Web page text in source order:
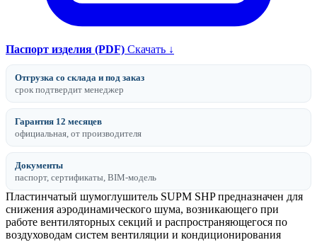
Паспорт изделия (PDF) Скачать ↓
Отгрузка со склада и под заказ
срок подтвердит менеджер
Гарантия 12 месяцев
официальная, от производителя
Документы
паспорт, сертификаты, BIM-модель
Пластинчатый шумоглушитель SUPM SHP предназначен для
снижения аэродинамического шума, возникающего при
работе вентиляторных секций и распространяющегося по
воздуховодам систем вентиляции и кондиционирования